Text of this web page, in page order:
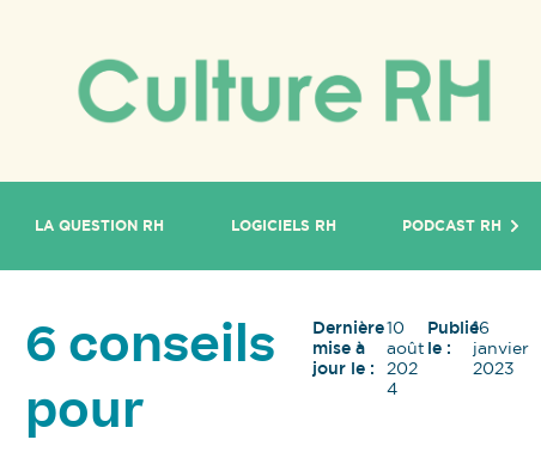
LA QUESTION RH LOGICIELS RH PODCAST RH
6 conseils
pour
Dernière
mise à
jour le :
10
août
202
4
Publié
le :
16
janvier
2023